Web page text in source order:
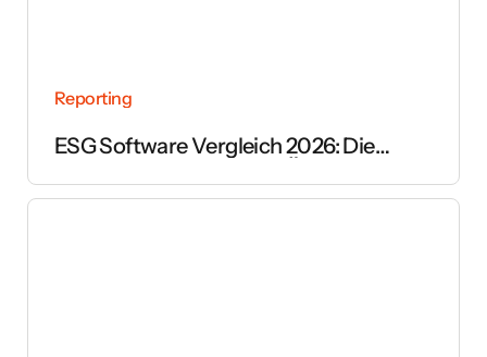
Reporting
ESG Software Vergleich 2026: Die